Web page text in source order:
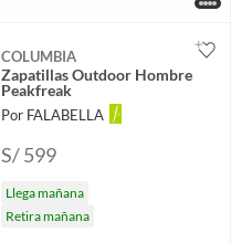
COLUMBIA
Zapatillas Outdoor Hombre
Peakfreak
Por FALABELLA
S/ 599
Llega mañana
Retira mañana